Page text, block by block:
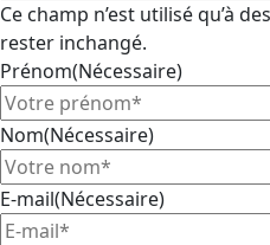
Ce champ n’est utilisé qu’à
rester inchangé.
Prénom(Nécessaire)
Nom(Nécessaire)
E-mail(Nécessaire)